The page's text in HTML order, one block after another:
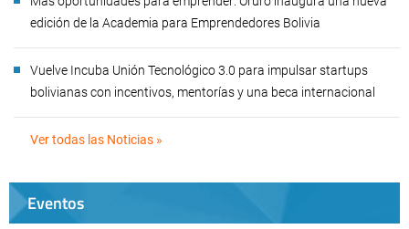
edición de la Academia para Emprendedores Bolivia
Vuelve Incuba Unión Tecnológico 3.0 para impulsar startups
bolivianas con incentivos, mentorías y una beca internacional
Ver todas las Noticias »
Eventos